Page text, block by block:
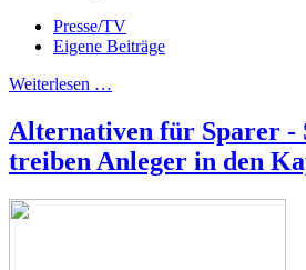
Presse/TV
Eigene Beiträge
Weiterlesen …
Alternativen für Sparer -
treiben Anleger in den